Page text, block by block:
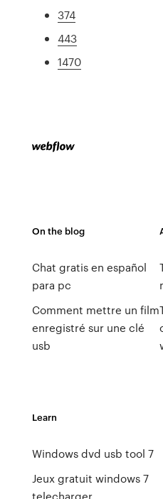
374
443
1470
On the blog
Chat gratis en español
para pc
Comment mettre un film
enregistré sur une clé
usb
Learn
Windows dvd usb tool 7
Jeux gratuit windows 7
telecharger